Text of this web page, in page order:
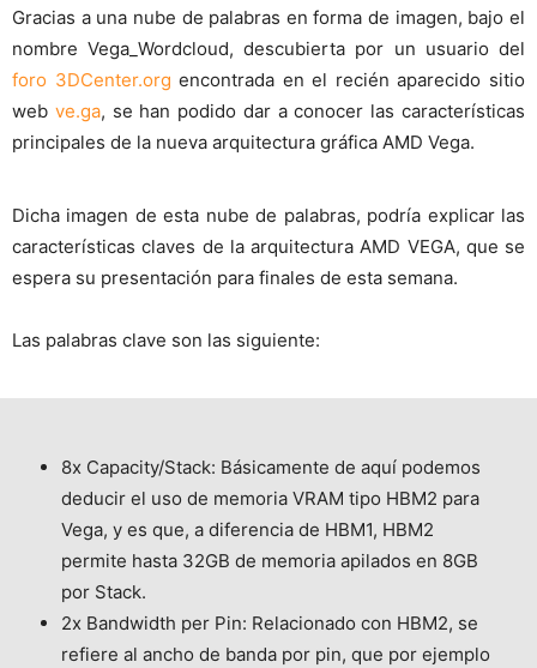
Gracias a una nube de palabras en forma de imagen, bajo el
nombre Vega_Wordcloud, descubierta por un usuario del
foro 3DCenter.org encontrada en el recién aparecido sitio
web ve.ga, se han podido dar a conocer las características
principales de la nueva arquitectura gráfica AMD Vega.
Dicha imagen de esta nube de palabras, podría explicar las
características claves de la arquitectura AMD VEGA, que se
espera su presentación para finales de esta semana.
Las palabras clave son las siguiente:
8x Capacity/Stack: Básicamente de aquí podemos
deducir el uso de memoria VRAM tipo HBM2 para
Vega, y es que, a diferencia de HBM1, HBM2
permite hasta 32GB de memoria apilados en 8GB
por Stack.
2x Bandwidth per Pin: Relacionado con HBM2, se
refiere al ancho de banda por pin, que por ejemplo